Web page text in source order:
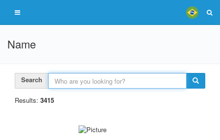
Name
Search
Results: 3415